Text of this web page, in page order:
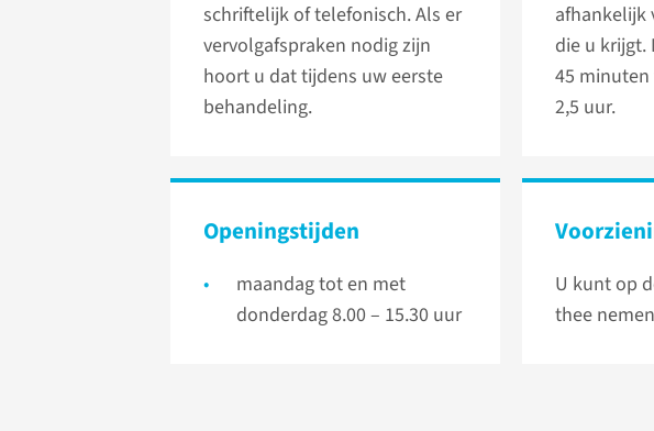
schriftelijk of telefonisch. Als er
vervolgafspraken nodig zijn
hoort u dat tijdens uw eerste
behandeling.
afhankelijk
die u krijgt.
45
2,5 uur.
Openingstijden
maandag tot en met
donderdag 8.00 – 15.30 uur
U kunt op
thee